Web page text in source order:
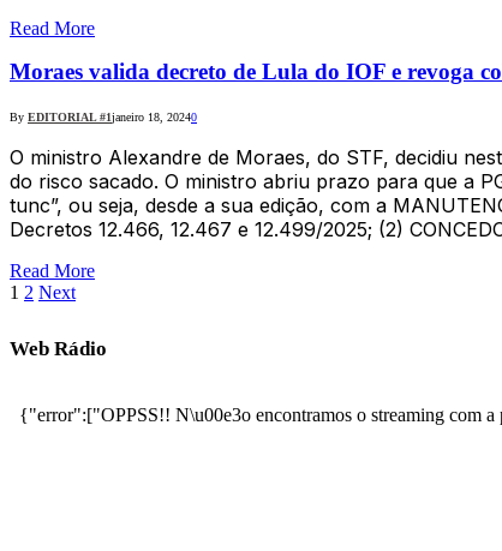
Read More
Moraes valida decreto de Lula do IOF e revoga
By EDITORIAL #1janeiro 18, 20240
O ministro Alexandre de Moraes, do STF, decidiu
do risco sacado. O ministro abriu prazo para que a
tunc”, ou seja, desde a sua edição, com a
Decretos 12.466, 12.467 e 12.499/2025; (2)
Read More
1 2 Next
Web Rádio